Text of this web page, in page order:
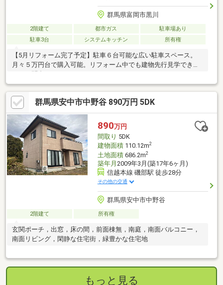
群馬県富岡市黒川
2階建て 都市ガス
駐車場あり
駐車3台
システムキッチン 所有権
【5月リフォーム完了予定】駐車６台可能な広い駐車スペース。
月々５万円台で購入可能。リフォーム中でも建物先行見学できま
す。お問合せください。
群馬県安中市中野谷 890万円 5DK
890万円
間取り 5DK
建物面積110.12m2
土地面積686.2m2
築年月 2009年3月(築17年6ヶ月)
信越本線 磯部駅 徒歩28分
その他の交通
群馬県安中市中野谷
2階建て 所有権
玄関ポーチ，出窓，床の間，前面棟無，南庭，南面バルコニー，
南面リビング，閑静な住宅街，緑豊かな住宅地
もっと見る